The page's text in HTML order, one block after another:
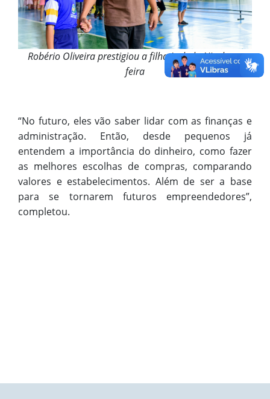
Robério Oliveira prestigiou a filha Isabela Nicole na
feira
“No futuro, eles vão saber lidar com as finanças e
administração. Então, desde pequenos já
entendem a importância do dinheiro, como fazer
as melhores escolhas de compras, comparando
valores e estabelecimentos. Além de ser a base
para se tornarem futuros empreendedores”,
completou.